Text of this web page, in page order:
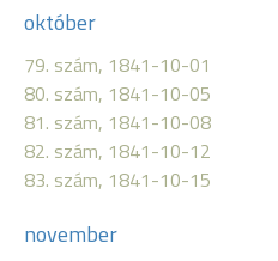
október
79. szám, 1841-10-01
80. szám, 1841-10-05
81. szám, 1841-10-08
82. szám, 1841-10-12
83. szám, 1841-10-15
november